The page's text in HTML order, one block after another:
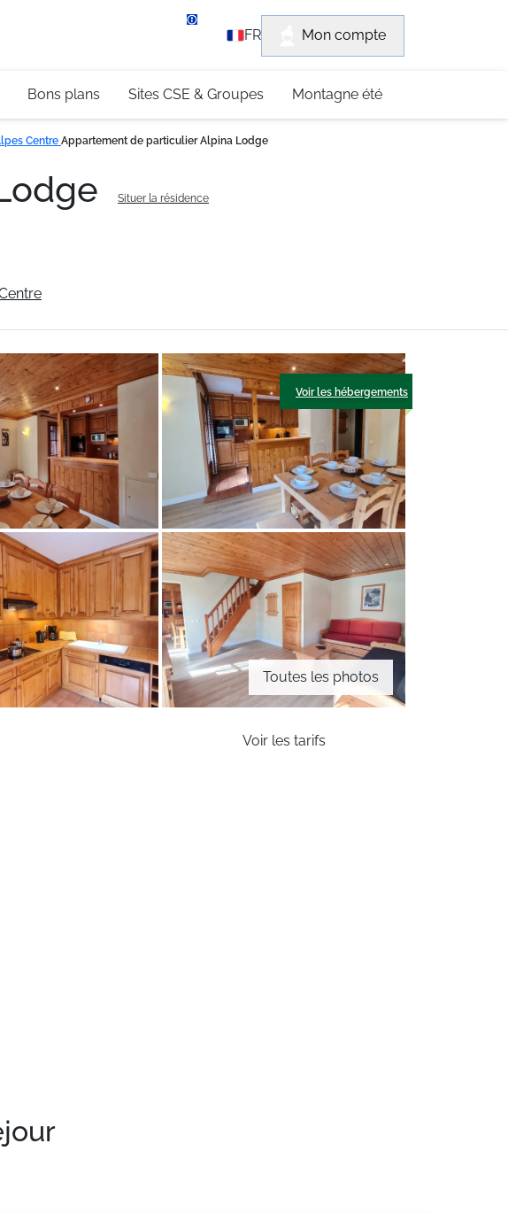
+33 (0)4 79 96 30 69
FR Mon compte
Bons plans Sites CSE & Groupes Montagne été
Centre Appartement de particulier Alpina Lodge
Situer la résidence
Toutes les photos
Voir les hébergements
Voir les tarifs